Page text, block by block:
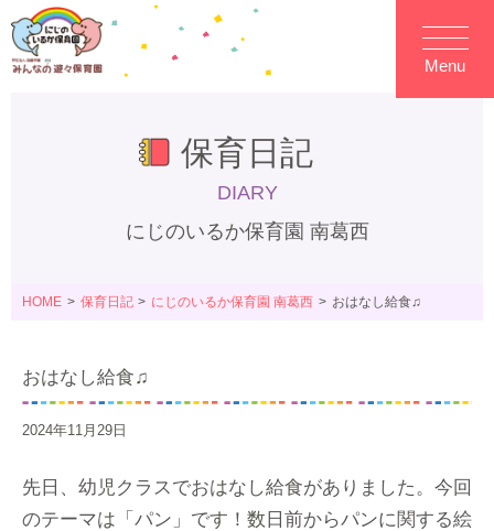
Menu
保育日記
DIARY
にじのいるか保育園 南葛西
HOME 保育日記 にじのいるか保育園 南葛西 おはなし給食♫
おはなし給食♫
2024年11月29日
先日、幼児クラスでおはなし給食がありました。今回
のテーマは「パン」です！数日前からパンに関する絵